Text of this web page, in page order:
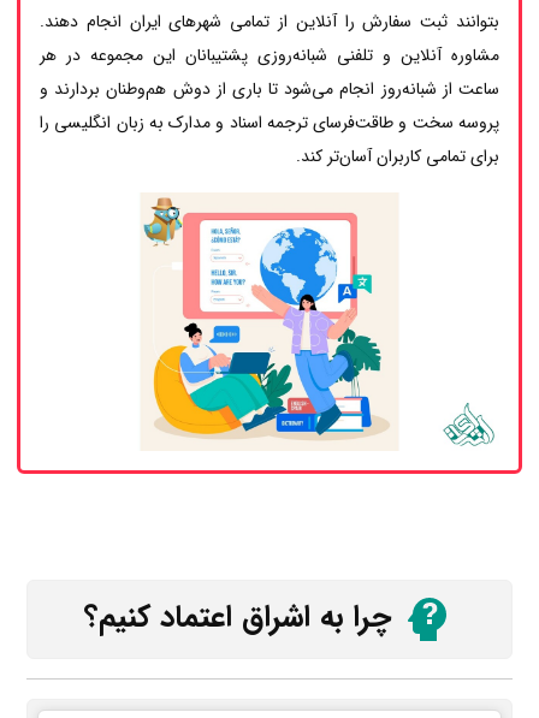
بتوانند ثبت سفارش را آنلاین از تمامی شهرهای ایران انجام دهند.
مشاوره آنلاین و تلفنی شبانه‌روزی پشتیبانان این مجموعه در هر
ساعت از شبانه‌روز انجام می‌شود تا باری از دوش هم‌وطنان بردارند و
پروسه سخت و طاقت‌فرسای ترجمه اسناد و مدارک به زبان انگلیسی را
برای تمامی کاربران آسان‌تر کند.
چرا به اشراق اعتماد کنیم؟